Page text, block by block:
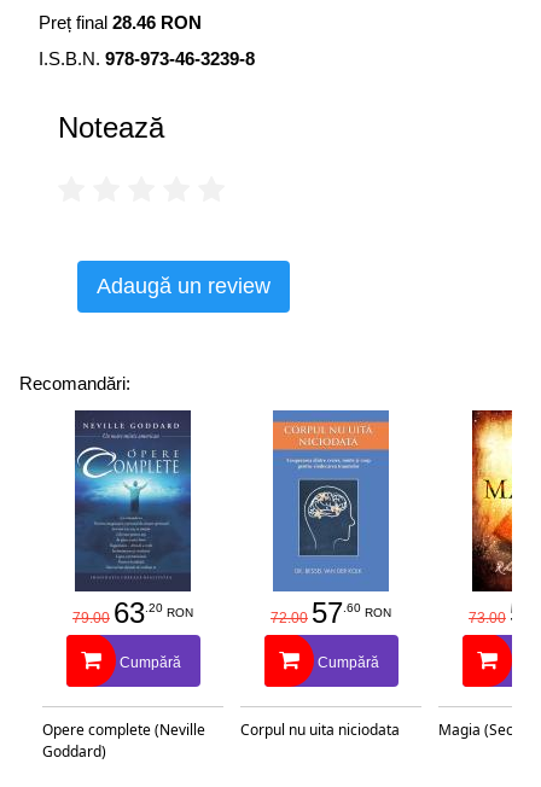
Preț final 28.46 RON
I.S.B.N. 978-973-46-3239-8
Notează
Adaugă un review
Recomandări:
79.00 63.20 RON
Cumpără
Opere complete (Neville
Goddard)
72.00 57.60 RON
Cumpără
Corpul nu uita niciodata
73.00 58
Magia